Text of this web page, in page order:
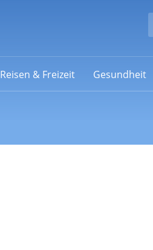
Reisen & Freizeit Gesundheit